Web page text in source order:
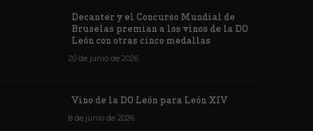
Decanter y el Concurso Mundial de
Bruselas premian a los vinos de la DO
León con otras cinco medallas
20 de junio de 2026
Vino de la DO León para León XIV
8 de junio de 2026